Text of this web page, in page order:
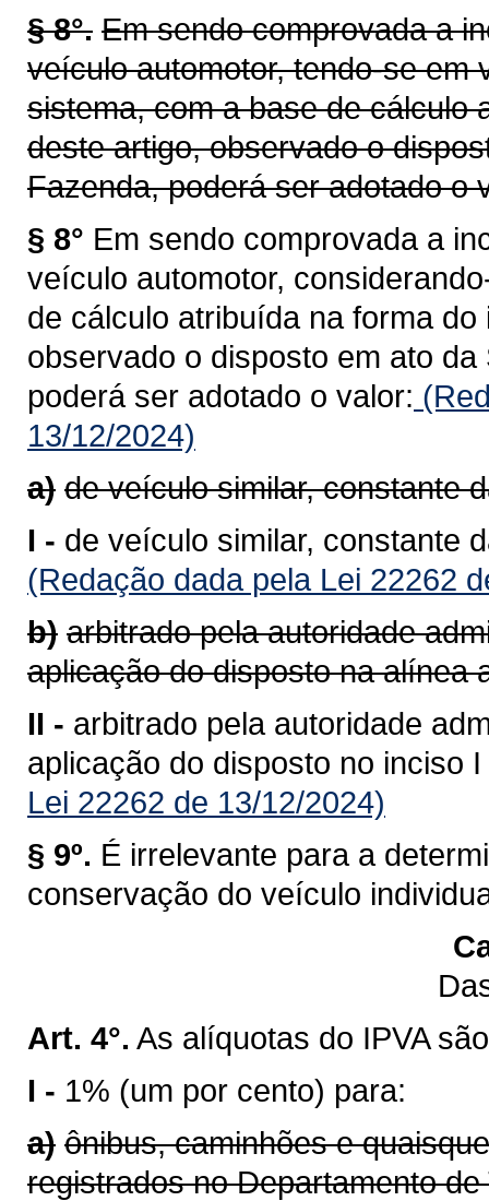
§ 8°. Em sendo comprovada a
veículo automotor, tendo-se em
sistema, com a base de
deste artigo, observado o
Fazenda, poderá ser adotado o
§ 8° Em sendo comprovada a
veículo automotor,
de cálculo atribuída na forma
observado o disposto em ato
poderá ser adotado o valor:
13/12/2024)
a) de veículo similar, constante
I - de veículo similar, constante
(Redação dada pela Lei 22262
b) arbitrado pela autoridade
aplicação do disposto na alínea
II - arbitrado pela autoridade
aplicação do disposto no inciso
Lei 22262 de 13/12/2024)
§ 9º. É irrelevante para a
conservação do veículo
Art. 4°. As alíquotas do IPVA
I - 1% (um por cento) para:
a) ônibus, caminhões e
registrados no Departamento